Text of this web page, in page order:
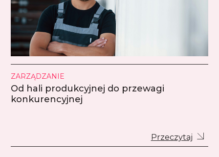
ZARZĄDZANIE
Od hali produkcyjnej do przewagi
konkurencyjnej
Przeczytaj